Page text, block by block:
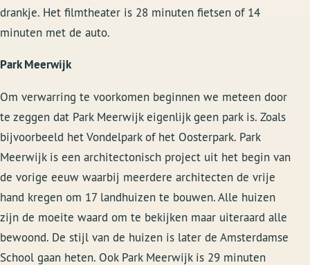
drankje. Het filmtheater is 28 minuten fietsen of 14
minuten met de auto.
Park Meerwijk
Om verwarring te voorkomen beginnen we meteen door
te zeggen dat Park Meerwijk eigenlijk geen park is. Zoals
bijvoorbeeld het Vondelpark of het Oosterpark. Park
Meerwijk is een architectonisch project uit het begin van
de vorige eeuw waarbij meerdere architecten de vrije
hand kregen om 17 landhuizen te bouwen. Alle huizen
zijn de moeite waard om te bekijken maar uiteraard alle
bewoond. De stijl van de huizen is later de Amsterdamse
School gaan heten. Ook Park Meerwijk is 29 minuten